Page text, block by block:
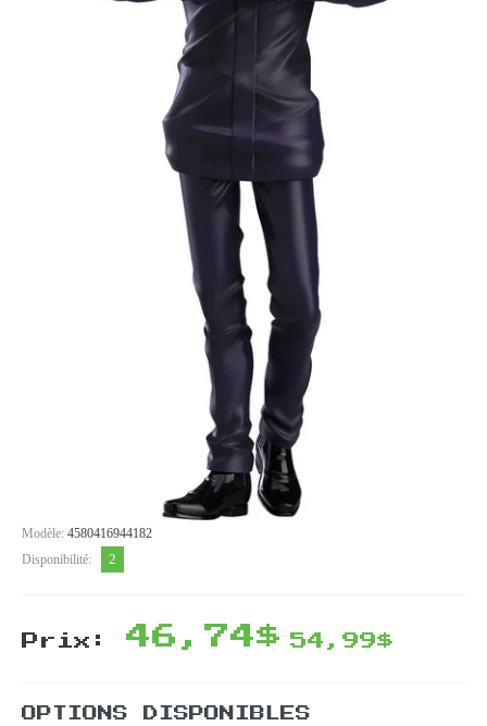
Modèle: 4580416944182
Disponibilité:
2
Prix: 46,74$ 54,99$
OPTIONS DISPONIBLES